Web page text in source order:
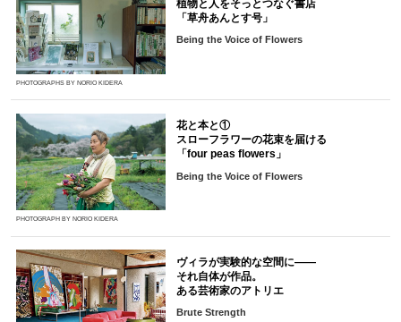
PHOTOGRAPHS BY NORIO KIDERA
植物と人をそっとつなぐ書店
「草舟あんとす号」
Being the Voice of Flowers
PHOTOGRAPH BY NORIO KIDERA
花と本と①
スローフラワーの花束を届ける
「four peas flowers」
Being the Voice of Flowers
ヴィラが実験的な空間に――
それ自体が作品。
ある芸術家のアトリエ
Brute Strength